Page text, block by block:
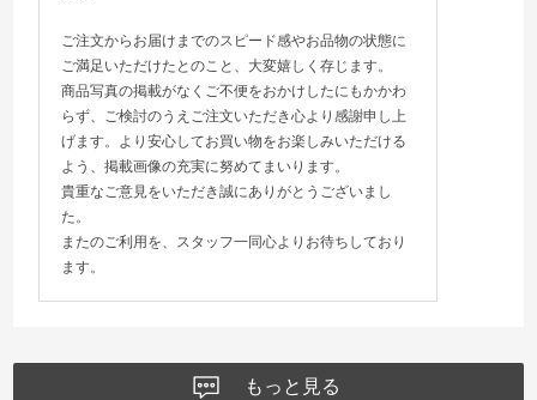
ご注文からお届けまでのスピード感やお品物の状態に
ご満足いただけたとのこと、大変嬉しく存じます。
商品写真の掲載がなくご不便をおかけしたにもかかわ
らず、ご検討のうえご注文いただき心より感謝申し上
げます。より安心してお買い物をお楽しみいただける
よう、掲載画像の充実に努めてまいります。
貴重なご意見をいただき誠にありがとうございまし
た。
またのご利用を、スタッフ一同心よりお待ちしており
ます。
もっと見る